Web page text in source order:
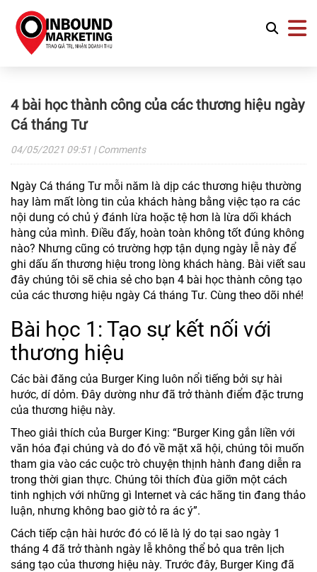
4 bài học thành công của các thương hiệu ngày
Cá tháng Tư
04/05/2021 09:51 | Comments
Ngày Cá tháng Tư mỗi năm là dịp các thương hiệu thường
hay làm mất lòng tin của khách hàng bằng việc tạo ra các
nội dung có chủ ý đánh lừa hoặc tệ hơn là lừa dối khách
hàng của mình. Điều đấy, hoàn toàn không tốt đúng không
nào? Nhưng cũng có trường hợp tận dụng ngày lễ này để
ghi dấu ấn thương hiệu trong lòng khách hàng. Bài viết sau
đây chúng tôi sẽ chia sẻ cho bạn 4 bài học thành công tạo
của các thương hiệu ngày Cá tháng Tư. Cùng theo dõi nhé!
Bài học 1: Tạo sự kết nối với
thương hiệu
Các bài đăng của Burger King luôn nổi tiếng bởi sự hài
hước, dí dỏm. Đây dường như đã trở thành điểm đặc trưng
của thương hiệu này.
Theo giải thích của Burger King: “Burger King gắn liền với
văn hóa đại chúng và do đó về mặt xã hội, chúng tôi muốn
tham gia vào các cuộc trò chuyện thịnh hành đang diễn ra
trong thời gian thực. Chúng tôi thích đùa giỡn một cách
tinh nghịch với những gì Internet và các hãng tin đang thảo
luận, nhưng không bao giờ tỏ ra ác ý”.
Cách tiếp cận hài hước đó có lẽ là lý do tại sao ngày 1
tháng 4 đã trở thành ngày lễ không thể bỏ qua trên lịch
sáng tạo của thương hiệu này. Trước đây, Burger King đã